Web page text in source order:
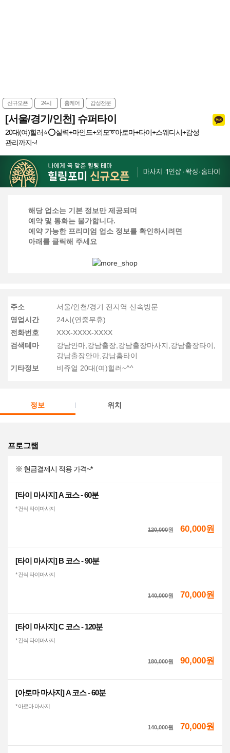
신규오픈 24시 홈케어 감성전문
[서울/경기/인천] 슈퍼타이
20대(여)힐러⭐️⭕실력+마인드+외모➰아로마+타이+스웨디시+감성
관리까지~!
해당 업소는 기본 정보만 제공되며
예약 및 통화는 불가합니다.
예약 가능한 프리미엄 업소 정보를 확인하시려면
아래를 클릭해 주세요
주소
서울/인천/경기 전지역 신속방문
영업시간
24시(연중무휴)
전화번호
XXX-XXXX-XXXX
검색테마
강남안마,강남출장,강남출장마사지,강남출장타이,
강남출장안마,강남홈타이
기타정보
비쥬얼 20대(여)힐러~^^
정보 위치
프로그램
※ 현금결제시 적용 가격~*
[타이 마사지] A 코스 - 60분
* 건식 타이마사지
120,000원 60,000원
[타이 마사지] B 코스 - 90분
* 건식 타이마사지
140,000원 70,000원
[타이 마사지] C 코스 - 120분
* 건식 타이마사지
180,000원 90,000원
[아로마 마사지] A 코스 - 60분
* 아로마 마사지
140,000원 70,000원